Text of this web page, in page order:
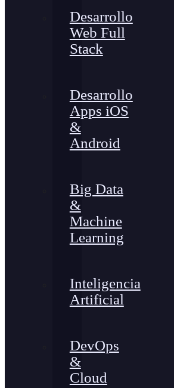
Desarrollo
Web Full
Stack
Desarrollo
Apps iOS
&
Android
Big Data
&
Machine
Learning
Inteligencia
Artificial
DevOps
&
Cloud